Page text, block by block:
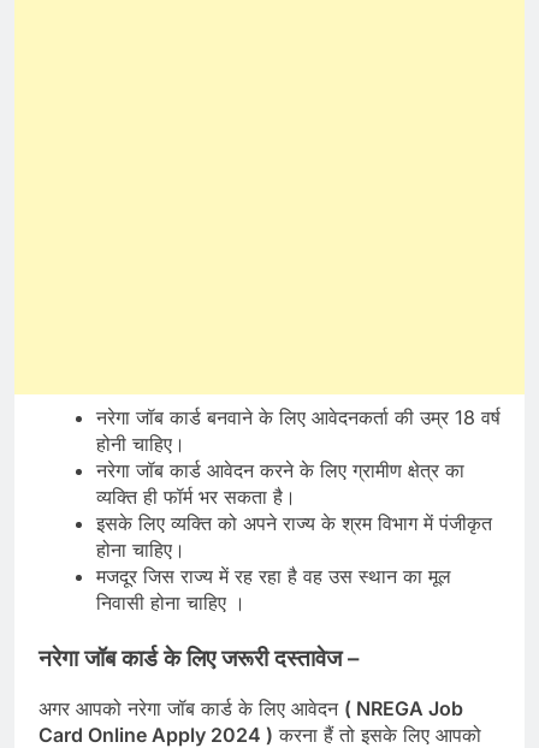
नरेगा जॉब कार्ड बनवाने के लिए आवेदनकर्ता की उम्र 18 वर्ष
होनी चाहिए।
नरेगा जॉब कार्ड आवेदन करने के लिए ग्रामीण क्षेत्र का
व्यक्ति ही फॉर्म भर सकता है।
इसके लिए व्यक्ति को अपने राज्य के श्रम विभाग में पंजीकृत
होना चाहिए।
मजदूर जिस राज्य में रह रहा है वह उस स्थान का मूल
निवासी होना चाहिए ।
नरेगा जॉब कार्ड के लिए जरूरी दस्तावेज –
अगर आपको नरेगा जॉब कार्ड के लिए आवेदन ( NREGA Job
Card Online Apply 2024 ) करना हैं तो इसके लिए आपको